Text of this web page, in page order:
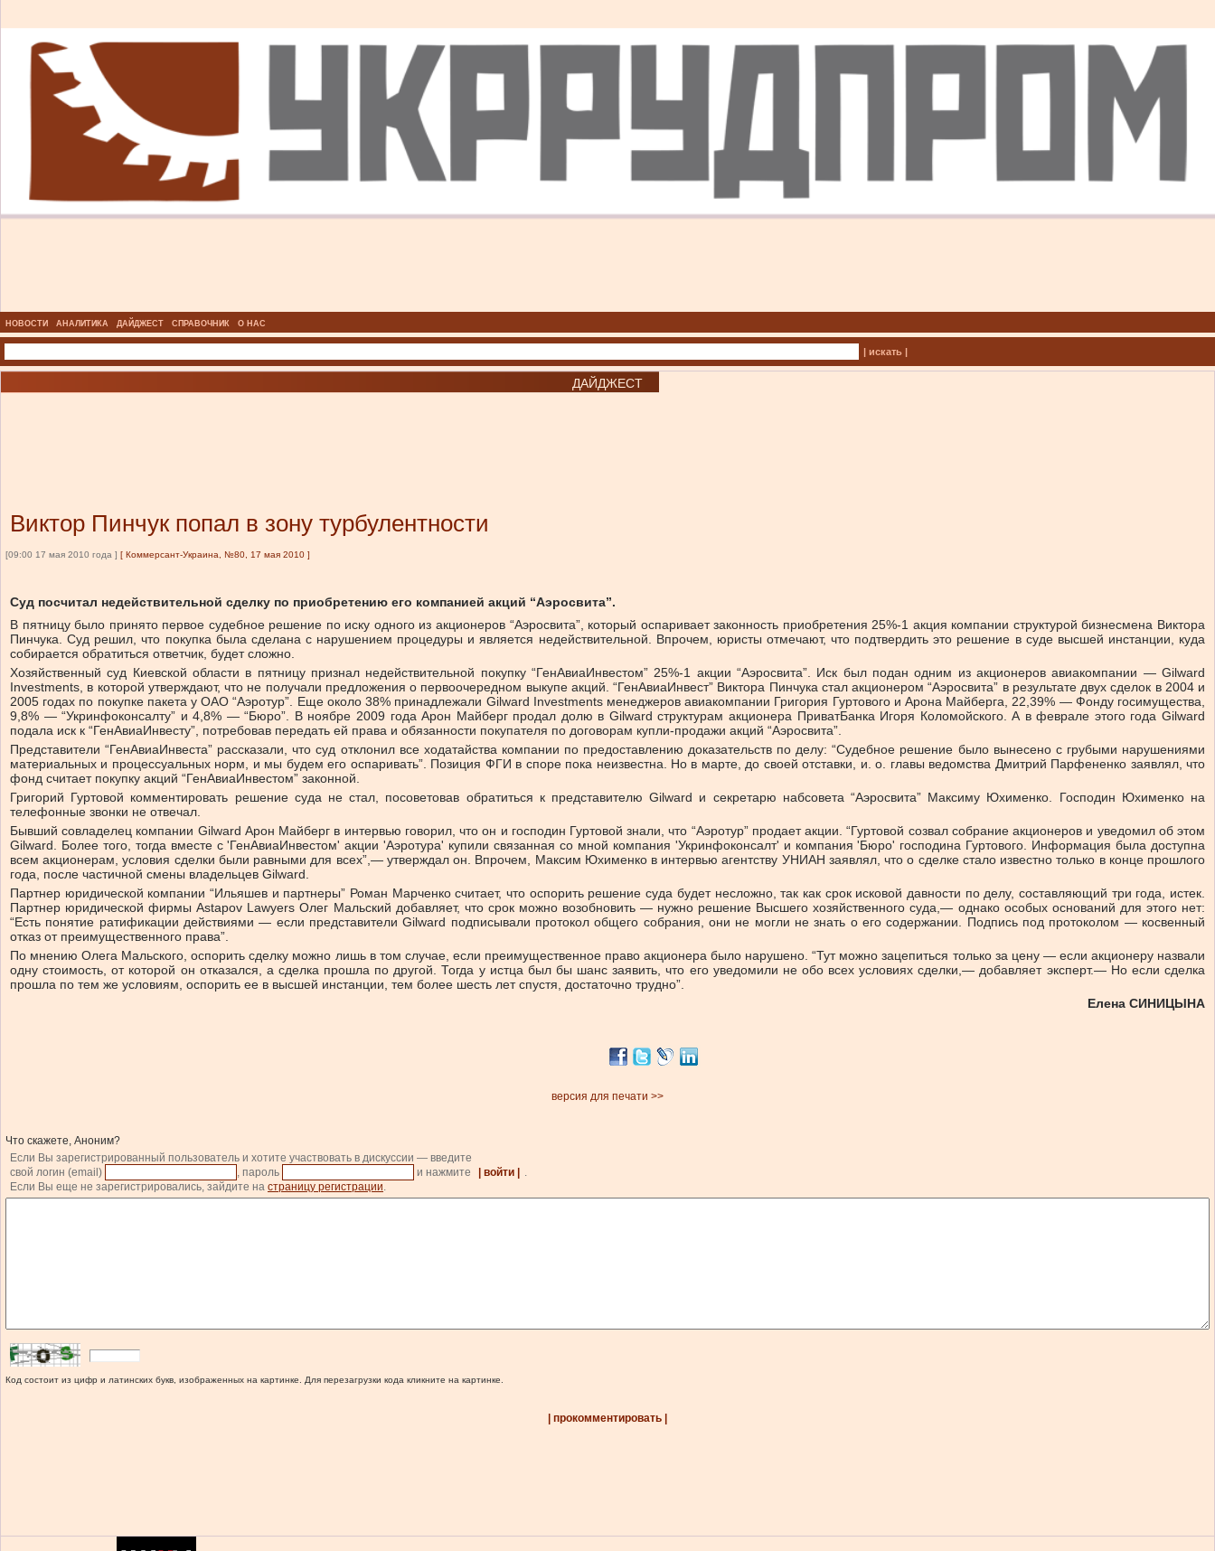
НОВОСТИ АНАЛИТИКА ДАЙДЖЕСТ СПРАВОЧНИК О НАС
| искать |
ДАЙДЖЕСТ
Виктор Пинчук попал в зону турбулентности
[09:00 17 мая 2010 года ] [ Коммерсант-Украина, №80, 17 мая 2010 ]
Суд посчитал недействительной сделку по приобретению его компанией акций “Аэросвита”.
В пятницу было принято первое судебное решение по иску одного из акционеров “Аэросвита”, который оспаривает законность приобретения 25%-1 акция компании структурой бизнесмена Виктора
Пинчука. Суд решил, что покупка была сделана с нарушением процедуры и является недействительной. Впрочем, юристы отмечают, что подтвердить это решение в суде высшей инстанции, куда
собирается обратиться ответчик, будет сложно.
Хозяйственный суд Киевской области в пятницу признал недействительной покупку “ГенАвиаИнвестом” 25%-1 акции “Аэросвита”. Иск был подан одним из акционеров авиакомпании — Gilward
Investments, в которой утверждают, что не получали предложения о первоочередном выкупе акций. “ГенАвиаИнвест” Виктора Пинчука стал акционером “Аэросвита” в результате двух сделок в 2004 и
2005 годах по покупке пакета у ОАО “Аэротур”. Еще около 38% принадлежали Gilward Investments менеджеров авиакомпании Григория Гуртового и Арона Майберга, 22,39% — Фонду госимущества,
9,8% — “Укринфоконсалту” и 4,8% — “Бюро”. В ноябре 2009 года Арон Майберг продал долю в Gilward структурам акционера ПриватБанка Игоря Коломойского. А в феврале этого года Gilward
подала иск к “ГенАвиаИнвесту”, потребовав передать ей права и обязанности покупателя по договорам купли-продажи акций “Аэросвита”.
Представители “ГенАвиаИнвеста” рассказали, что суд отклонил все ходатайства компании по предоставлению доказательств по делу: “Судебное решение было вынесено с грубыми нарушениями
материальных и процессуальных норм, и мы будем его оспаривать”. Позиция ФГИ в споре пока неизвестна. Но в марте, до своей отставки, и. о. главы ведомства Дмитрий Парфененко заявлял, что
фонд считает покупку акций “ГенАвиаИнвестом” законной.
Григорий Гуртовой комментировать решение суда не стал, посоветовав обратиться к представителю Gilward и секретарю набсовета “Аэросвита” Максиму Юхименко. Господин Юхименко на
телефонные звонки не отвечал.
Бывший совладелец компании Gilward Арон Майберг в интервью говорил, что он и господин Гуртовой знали, что “Аэротур” продает акции. “Гуртовой созвал собрание акционеров и уведомил об этом
Gilward. Более того, тогда вместе с 'ГенАвиаИнвестом' акции 'Аэротура' купили связанная со мной компания 'Укринфоконсалт' и компания 'Бюро' господина Гуртового. Информация была доступна
всем акционерам, условия сделки были равными для всех”,— утверждал он. Впрочем, Максим Юхименко в интервью агентству УНИАН заявлял, что о сделке стало известно только в конце прошлого
года, после частичной смены владельцев Gilward.
Партнер юридической компании “Ильяшев и партнеры” Роман Марченко считает, что оспорить решение суда будет несложно, так как срок исковой давности по делу, составляющий три года, истек.
Партнер юридической фирмы Astapov Lawyers Олег Мальский добавляет, что срок можно возобновить — нужно решение Высшего хозяйственного суда,— однако особых оснований для этого нет:
“Есть понятие ратификации действиями — если представители Gilward подписывали протокол общего собрания, они не могли не знать о его содержании. Подпись под протоколом — косвенный
отказ от преимущественного права”.
По мнению Олега Мальского, оспорить сделку можно лишь в том случае, если преимущественное право акционера было нарушено. “Тут можно зацепиться только за цену — если акционеру назвали
одну стоимость, от которой он отказался, а сделка прошла по другой. Тогда у истца был бы шанс заявить, что его уведомили не обо всех условиях сделки,— добавляет эксперт.— Но если сделка
прошла по тем же условиям, оспорить ее в высшей инстанции, тем более шесть лет спустя, достаточно трудно”.
Елена СИНИЦЫНА
версия для печати >>
Что скажете, Аноним?
Если Вы зарегистрированный пользователь и хотите участвовать в дискуссии — введите
свой логин (email)
, пароль и нажмите | войти |
.
Если Вы еще не зарегистрировались, зайдите на страницу регистрации.
Код состоит из цифр и латинских букв, изображенных на картинке. Для перезагрузки кода кликните на картинке.
| прокомментировать |